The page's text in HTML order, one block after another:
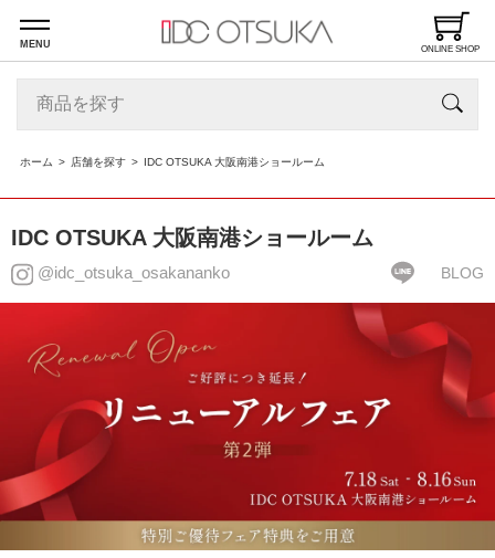
MENU ONLINE SHOP
ホーム 店舗を探す IDC OTSUKA 大阪南港ショールーム
IDC OTSUKA 大阪南港ショールーム
@idc_otsuka_osakananko BLOG